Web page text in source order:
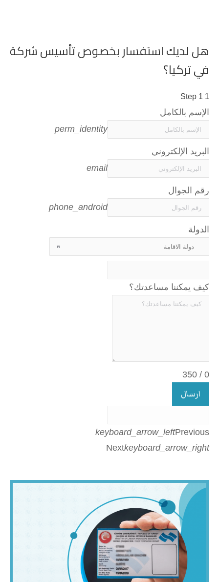
هل لديك استفسار بخصوص تأسيس شركة
في تركيا؟
1
Step 1
الإسم بالكامل
perm_identity
البريد الإلكتروني
email
رقم الجوال
phone_android
الدولة
كيف يمكننا مساعدتك؟
0
/
350
ارسال
keyboard_arrow_leftPrevious
Nextkeyboard_arrow_right